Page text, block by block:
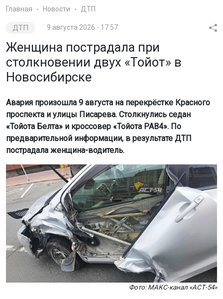
Главная Новости ДТП
ДТП 9 августа 2026 - 17:57
Женщина пострадала при
столкновении двух «Тойот» в
Новосибирске
Авария произошла 9 августа на перекрёстке Красного
проспекта и улицы Писарева. Столкнулись седан
«Тойота Белта» и кроссовер «Тойота РАВ4». По
предварительной информации, в результате ДТП
пострадала женщина-водитель.
Фото: МАКС-канал «АСТ-54»